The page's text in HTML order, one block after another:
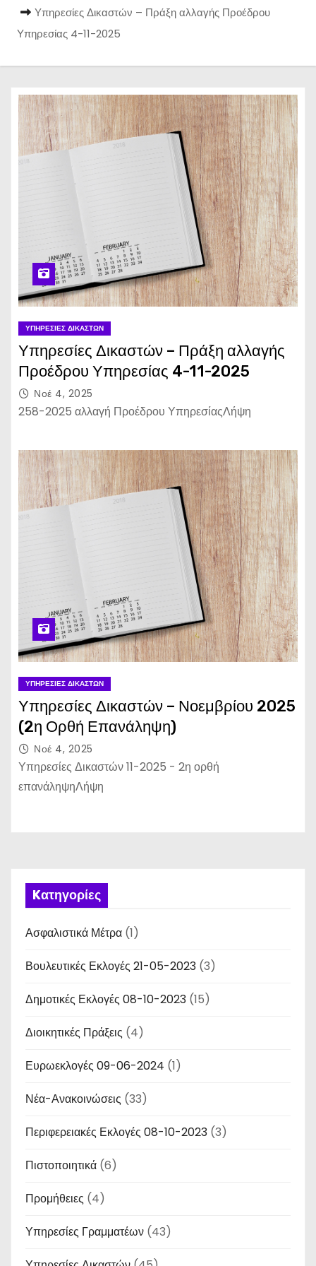
Υπηρεσίες Δικαστών – Πράξη αλλαγής Προέδρου
Υπηρεσίας 4-11-2025
ΥΠΗΡΕΣΊΕΣ ΔΙΚΑΣΤΏΝ
Υπηρεσίες Δικαστών – Πράξη αλλαγής
Προέδρου Υπηρεσίας 4-11-2025
Νοέ 4, 2025
258-2025 αλλαγή Προέδρου ΥπηρεσίαςΛήψη
ΥΠΗΡΕΣΊΕΣ ΔΙΚΑΣΤΏΝ
Υπηρεσίες Δικαστών – Νοεμβρίου 2025
(2η Ορθή Επανάληψη)
Νοέ 4, 2025
Υπηρεσίες Δικαστών 11-2025 - 2η ορθή
επανάληψηΛήψη
Kατηγορίες
Ασφαλιστικά Μέτρα (1)
Βουλευτικές Εκλογές 21-05-2023 (3)
Δημοτικές Εκλογές 08-10-2023 (15)
Διοικητικές Πράξεις (4)
Ευρωεκλογές 09-06-2024 (1)
Νέα-Ανακοινώσεις (33)
Περιφερειακές Εκλογές 08-10-2023 (3)
Πιστοποιητικά (6)
Προμήθειες (4)
Υπηρεσίες Γραμματέων (43)